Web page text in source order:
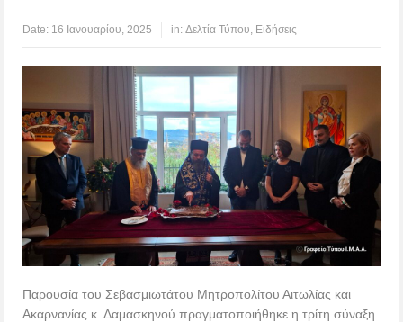
Date: 16 Ιανουαρίου, 2025 in:Δελτία Τύπου Ειδήσεις
Παρουσία του Σεβασμιωτάτου Μητροπολίτου Αιτωλίας και
Ακαρνανίας κ. Δαμασκηνού πραγματοποιήθηκε η τρίτη σύναξη